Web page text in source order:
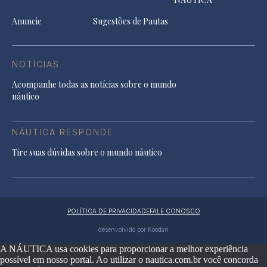
Anuncie
Sugestões de Pautas
NOTÍCIAS
Acompanhe todas as notícias sobre o mundo
náutico
NÁUTICA RESPONDE
Tire suas dúvidas sobre o mundo náutico
POLÍTICA DE PRIVACIDADEFALE CONOSCO
desenvolvido por Koodari
A NÁUTICA usa cookies para proporcionar a melhor experiência
possível em nosso portal. Ao utilizar o nautica.com.br você concorda